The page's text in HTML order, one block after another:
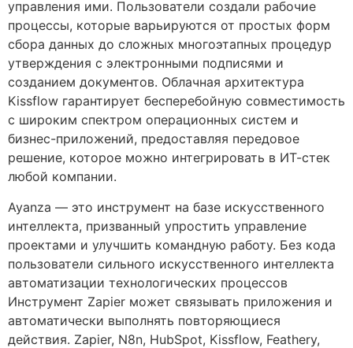
управления ими. Пользователи создали рабочие
процессы, которые варьируются от простых форм
сбора данных до сложных многоэтапных процедур
утверждения с электронными подписями и
созданием документов. Облачная архитектура
Kissflow гарантирует бесперебойную совместимость
с широким спектром операционных систем и
бизнес-приложений, предоставляя передовое
решение, которое можно интегрировать в ИТ-стек
любой компании.
Ayanza — это инструмент на базе искусственного
интеллекта, призванный упростить управление
проектами и улучшить командную работу. Без кода
пользователи сильного искусственного интеллекта
автоматизации технологических процессов
Инструмент Zapier может связывать приложения и
автоматически выполнять повторяющиеся
действия. Zapier, N8n, HubSpot, Kissflow, Feathery,